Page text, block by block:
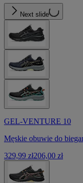
Next slide
GEL-VENTURE 10
Męskie obuwie do
329,99 zł206,00 zł